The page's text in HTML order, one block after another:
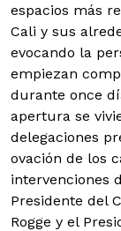
espacios más
Cali y sus
evocando la
empiezan
durante once
apertura se
delegaciones
ovación de los
intervenciones
Presidente del
Rogge y el